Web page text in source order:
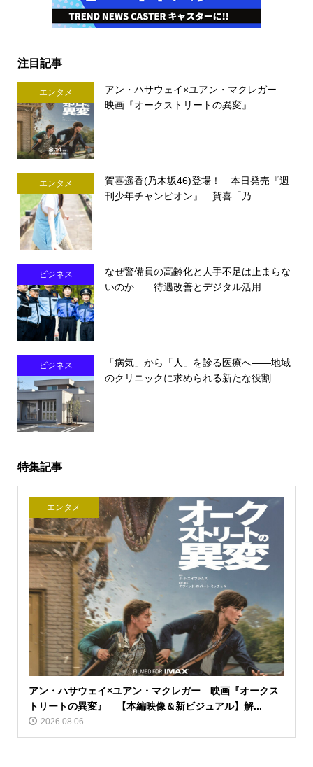
注目記事
エンタメ
アン・ハサウェイ×ユアン・マクレガー
映画『オークストリートの異変』 ...
エンタメ
賀喜遥香(乃木坂46)登場！ 本日発売『週
刊少年チャンピオン』 賀喜「乃...
ビジネス
なぜ警備員の高齢化と人手不足は止まらな
いのか――待遇改善とデジタル活用...
ビジネス
「病気」から「人」を診る医療へ――地域
のクリニックに求められる新たな役割
特集記事
エンタメ
アン・ハサウェイ×ユアン・マクレガー 映画『オークス
トリートの異変』 【本編映像＆新ビジュアル】解...
2026.08.06